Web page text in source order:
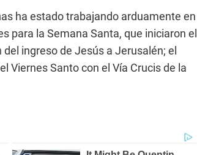
ha estado trabajando arduamente en
para la Semana Santa, que iniciaron el
ingreso de Jesús a Jerusalén; el
Viernes Santo con el Vía Crucis de la